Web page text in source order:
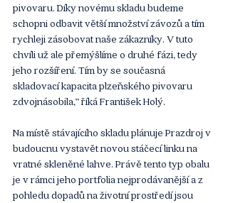
pivovaru. Díky novému skladu budeme
schopni odbavit větší množství závozů a tím
rychleji zásobovat naše zákazníky. V tuto
chvíli už ale přemýšlíme o druhé fázi, tedy
jeho rozšíření. Tím by se současná
skladovací kapacita plzeňského pivovaru
zdvojnásobila,“ říká František Holý.
Na místě stávajícího skladu plánuje Prazdroj v
budoucnu vystavět novou stáčecí linku na
vratné skleněné lahve. Právě tento typ obalu
je v rámci jeho portfolia nejprodávanější a z
pohledu dopadů na životní prostředí jsou